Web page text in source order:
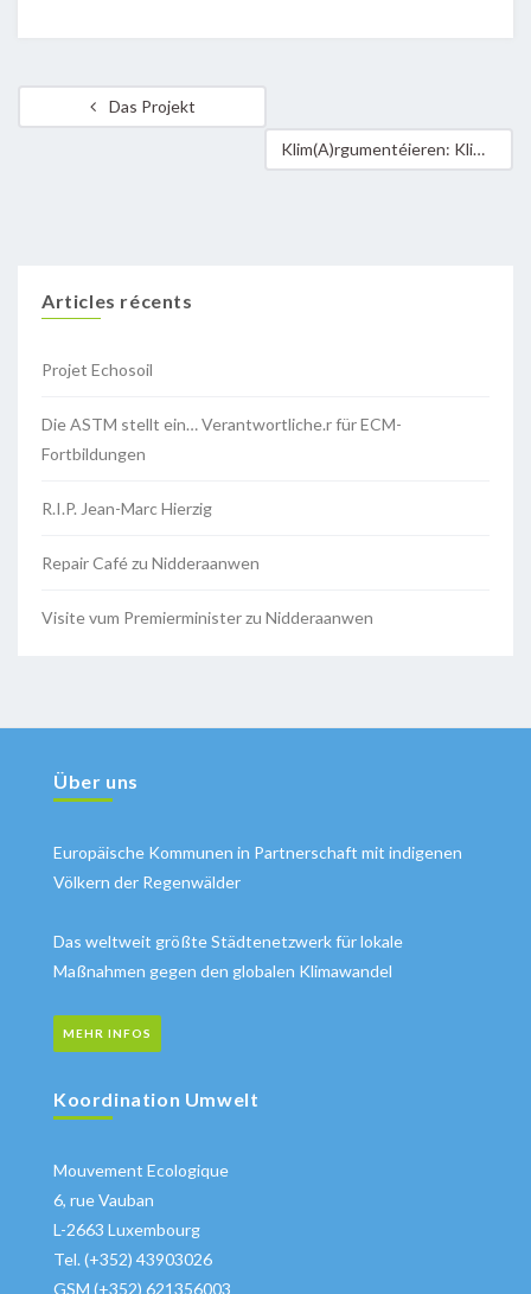
Das Projekt
Klim(A)rgumentéieren: Klimaskeptikern & Fake News nicht das Feld überlassen!
Articles récents
Projet Echosoil
Die ASTM stellt ein… Verantwortliche.r für ECM-
Fortbildungen
R.I.P. Jean-Marc Hierzig
Repair Café zu Nidderaanwen
Visite vum Premierminister zu Nidderaanwen
Über uns
Europäische Kommunen in Partnerschaft mit indigenen
Völkern der Regenwälder
Das weltweit größte Städtenetzwerk für lokale
Maßnahmen gegen den globalen Klimawandel
MEHR INFOS
Koordination Umwelt
Mouvement Ecologique
6, rue Vauban
L-2663 Luxembourg
Tel. (+352) 43903026
GSM (+352) 621356003